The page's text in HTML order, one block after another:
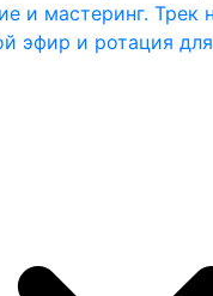
и мастеринг. Трек
эфир и ротация